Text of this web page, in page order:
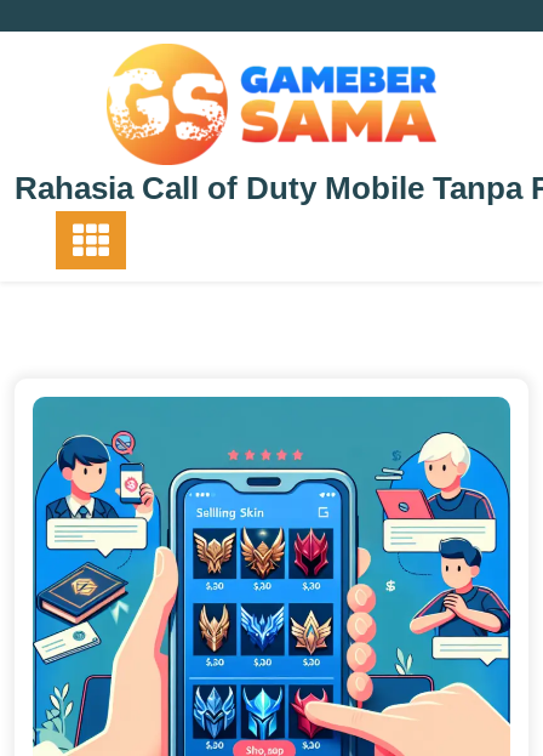
Rahasia Call of Duty Mobile Tanpa